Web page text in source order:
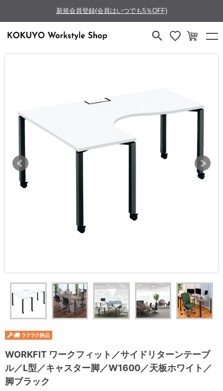
新規会員登録(会員はいつでも5％OFF)
WORKFIT ワークフィット／サイドリターンテーブ
ル／L型／キャスター脚／W1600／天板ホワイト／
脚ブラック